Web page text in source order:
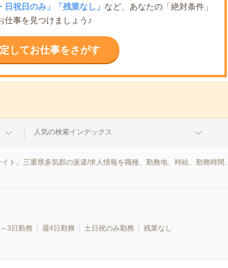
日祝日のみ」「残業なし」 など、あなたの「絶対条件」
仕事を見つけましょう♪
してお仕事をさがす
人気の検索インデックス
。三重県多気郡の派遣/求人情報を職種、勤務地、時給、勤務時間、
3日勤務 週4日勤務 土日祝のみ勤務
残業なし